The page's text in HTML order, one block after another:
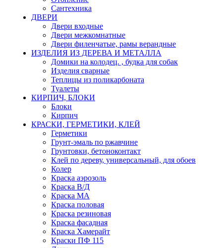
Сантехника
ДВЕРИ
Двери входные
Двери межкомнатные
Двери филенчатые, рамы верандные
ИЗДЕЛИЯ ИЗ ДЕРЕВА И МЕТАЛЛА
Домики на колодец. , будка для собак
Изделия сварные
Теплицы из поликарбоната
Туалеты
КИРПИЧ, БЛОКИ
Блоки
Кирпич
КРАСКИ, ГЕРМЕТИКИ, КЛЕЙ
Герметики
Грунт-эмаль по ржавчине
Грунтовки, бетоноконтакт
Клей по дереву, универсальный, для обоев
Колер
Краска аэрозоль
Краска В/Д
Краска МА
Краска половая
Краска резиновая
Краска фасадная
Краска Хамерайт
Краски ПФ 115